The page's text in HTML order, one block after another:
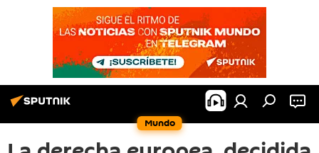
Mundo